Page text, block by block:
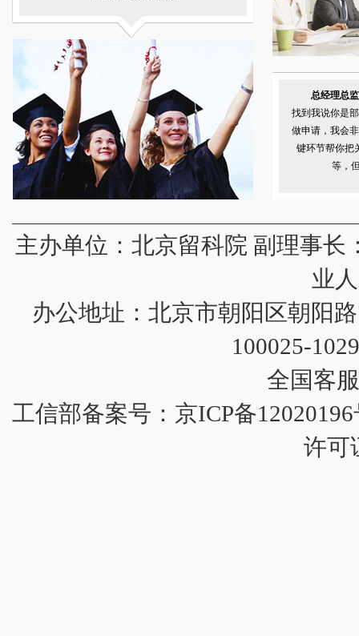
总经理总
找到我说你是
做申请，我会
键环节帮你把
等，
主办单位： 北京留科院 副理事长
业
办公地址：北京市朝阳区朝阳
100025-
全国客
工信部备案号： 京ICP备
许可